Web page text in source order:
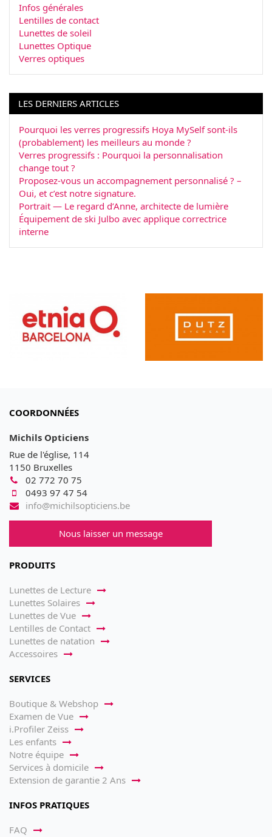
Infos générales
Lentilles de contact
Lunettes de soleil
Lunettes Optique
Verres optiques
LES DERNIERS ARTICLES
Pourquoi les verres progressifs Hoya MySelf sont-ils
(probablement) les meilleurs au monde ?
Verres progressifs : Pourquoi la personnalisation
change tout ?
Proposez-vous un accompagnement personnalisé ? –
Oui, et c’est notre signature.
Portrait — Le regard d’Anne, architecte de lumière
Équipement de ski Julbo avec applique correctrice
interne
COORDONNÉES
Michils Opticiens
Rue de l'église, 114
1150 Bruxelles
02 772 70 75
0493 97 47 54
info@michilsopticiens.be
Nous laisser un message
PRODUITS
Lunettes de Lecture
Lunettes Solaires
Lunettes de Vue
Lentilles de Contact
Lunettes de natation
Accessoires
SERVICES
Boutique & Webshop
Examen de Vue
i.Profiler Zeiss
Les enfants
Notre équipe
Services à domicile
Extension de garantie 2 Ans
INFOS PRATIQUES
FAQ